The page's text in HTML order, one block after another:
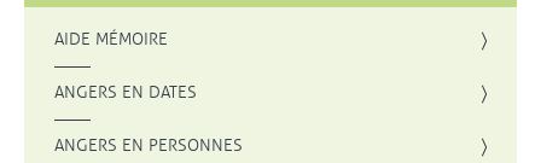
AIDE MÉMOIRE
ANGERS EN DATES
ANGERS EN PERSONNES